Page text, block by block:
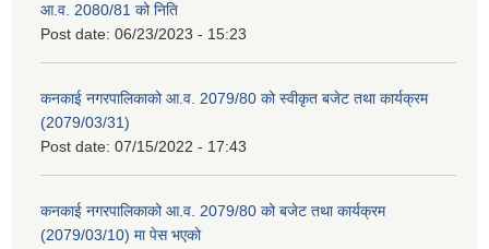
आ.व. 2080/81 को निति
Post date: 06/23/2023 - 15:23
कनकाई नगरपालिकाको आ.व. 2079/80 को स्वीकृत बजेट तथा कार्यक्रम
(2079/03/31)
Post date: 07/15/2022 - 17:43
कनकाई नगरपालिकाको आ.व. 2079/80 को बजेट तथा कार्यक्रम
(2079/03/10) मा पेस भएको